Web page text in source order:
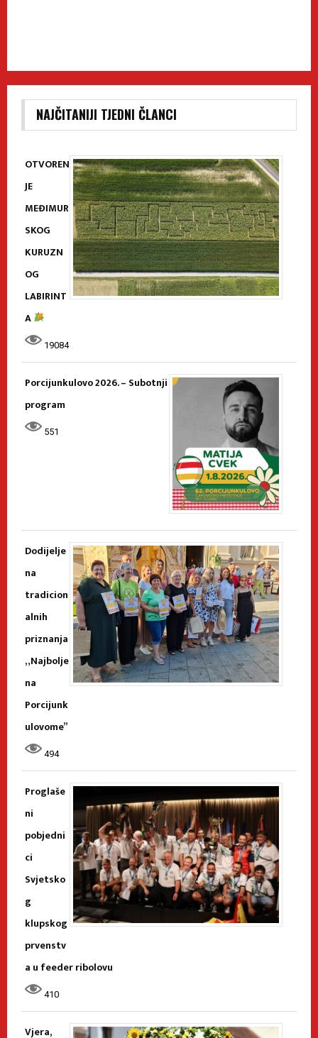
NAJČITANIJI TJEDNI ČLANCI
OTVOREN
JE
MEĐIMUR
SKOG
KURUZN
OG
LABIRINT
A
19084
Porcijunkulovo 2026. – Subotnji
program
551
Dodijelje
na
tradicion
alnih
priznanja
„Najbolje
na
Porcijunk
ulovome”
494
Proglaše
ni
pobjedni
ci
Svjetsko
g
klupskog
prvenstv
a u feeder ribolovu
410
Vjera,